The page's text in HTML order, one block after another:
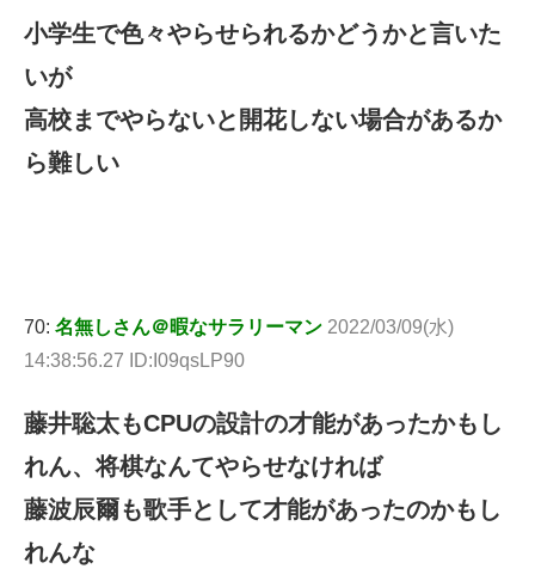
小学生で色々やらせられるかどうかと言いた
いが
高校までやらないと開花しない場合があるか
ら難しい
70: 名無しさん＠暇なサラリーマン 2022/03/09(水)
14:38:56.27 ID:I09qsLP90
藤井聡太もCPUの設計の才能があったかもし
れん、将棋なんてやらせなければ
藤波辰爾も歌手として才能があったのかもし
れんな